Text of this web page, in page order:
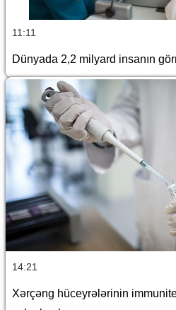
11:11
Dünyada 2,2 milyard insanın
14:21
Xərçəng hüceyrələrinin